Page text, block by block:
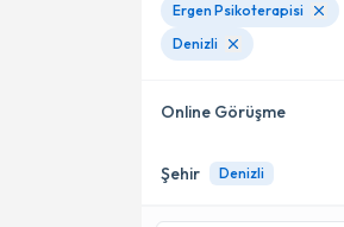
Ergen Psikoterapisi
Denizli
Online Görüşme
Online danışmanlık sunan
Şehir Denizli